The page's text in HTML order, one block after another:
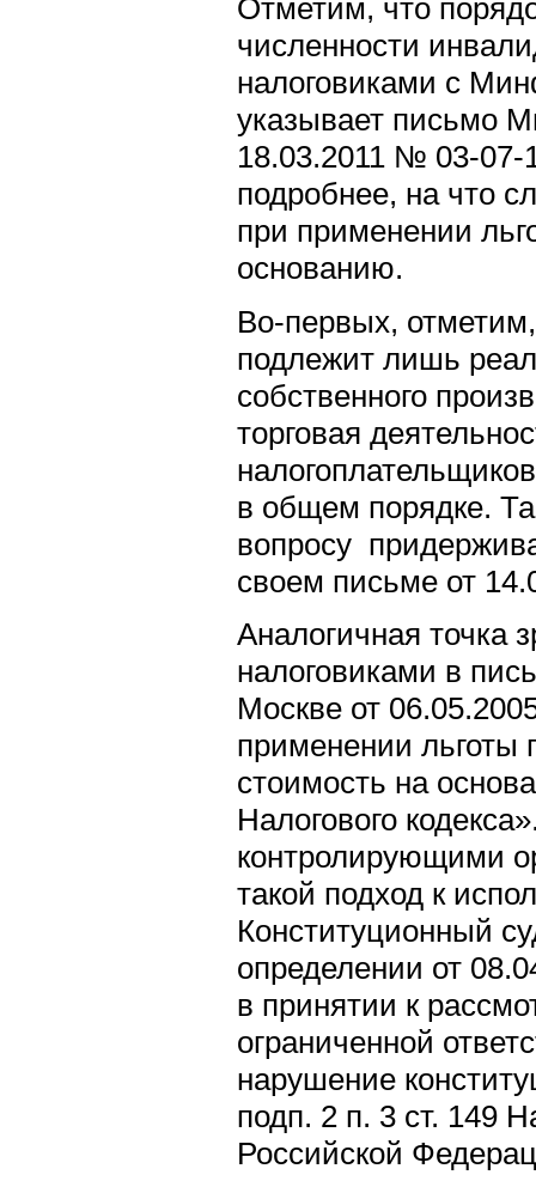
Отметим, что
численности
налоговиками с
указывает письмо
18.03.2011 № 03-07-
подробнее, на что
при применении
основанию.
Во-первых,
подлежит лишь
собственного
торговая
в общем порядке.
вопросу
своем письме от
Аналогичная точка
налоговиками в
Москве от
применении льготы
стоимость на
Налогового
контролирующими
такой подход к
Конституционный
определении от
в принятии к
ограниченной
нарушение
подп. 2 п. 3 ст. 149
Российской